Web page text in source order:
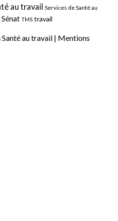
au travail Services de Santé au
Sénat TMS travail
au travail | Mentions